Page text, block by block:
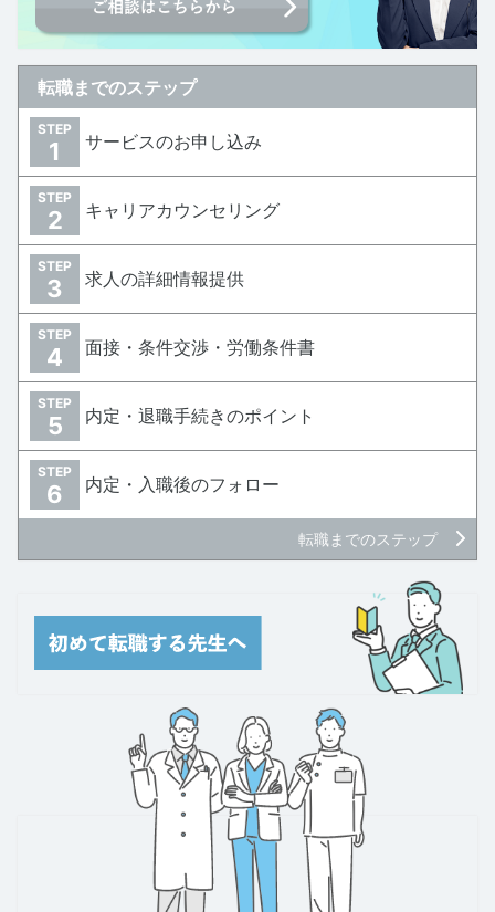
転職までのステップ
STEP
1 サービスのお申し込み
STEP
2 キャリアカウンセリング
STEP
3 求人の詳細情報提供
STEP
4 面接・条件交渉・労働条件書
STEP
5 内定・退職手続きのポイント
STEP
6 内定・入職後のフォロー
転職までのステップ